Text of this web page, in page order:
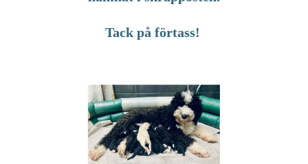
Tack på förtass!